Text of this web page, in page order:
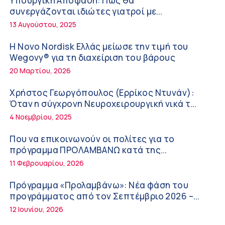
ΚΥ Σοφάδων
Πόσο μας επηρεάζει ο ύπνος με ανεμιστήρα
ή air-condition το καλοκαίρι
11:34 πμ
Randy Schekman, Νομπελίστας Ιατρικής:
«Σε πέντε χρόνια μπορεί να έχουμε
θεραπεία που αναστέλλει την εξέλιξη του
Πάρκινσον»
9:24 πμ
Αντώνης Βουκλαρής – «ΕΡΡΙΚΟΣ ΝΤΥΝΑΝ»
Πώς να προλάβετε και να αντιμετωπίσετε
τη διάρροια των ταξιδιωτών
Ευμενής Καραφυλλίδης (Metropolitan
General): Γιατί η διατροφή πρέπει να
καθοδηγείται από κλινικό διαιτολόγο;
συνεργάζονται ιδιώτες γιατροί με
νοσοκομεία του δημοσίου συστήματος
13 Αυγούστου, 2025
Η Novo Nordisk Ελλάς μείωσε την τιμή του
Wegovy® για τη διαχείριση του βάρους
20 Μαρτίου, 2026
Χρήστος Γεωργόπουλος (Ερρίκος Ντυνάν):
Όταν η σύγχρονη Νευροχειρουργική νικά το
φόβο!
4 Νοεμβρίου, 2025
Που να επικοινωνούν οι πολίτες για το
πρόγραμμα ΠΡΟΛΑΜΒΑΝΩ κατά της
παχυσαρκίας
11 Φεβρουαρίου, 2026
Πρόγραμμα «Προλαμβάνω»: Νέα φάση του
προγράμματος από τον Σεπτέμβριο 2026 –
Δωρεάν προληπτικές εξετάσεις έως το 2030
12 Ιουνίου, 2026